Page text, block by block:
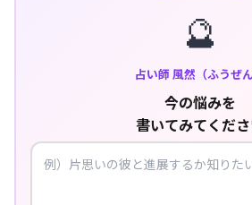
🔮
占い師 風然（ふうぜん
今の悩みを
書いてみてくだ